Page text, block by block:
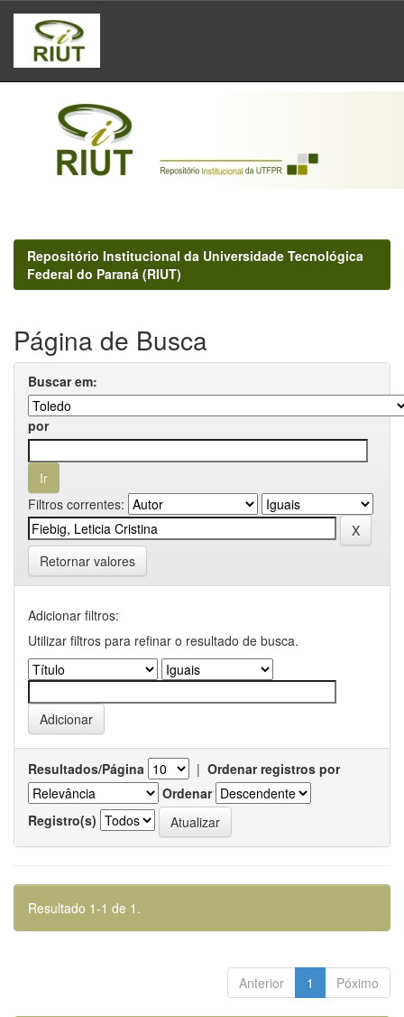
Skip
navigation
Repositório Institucional da Universidade Tecnológica
Federal do Paraná (RIUT)
Página de Busca
Buscar em:
por
Filtros correntes:
Retornar valores
Adicionar filtros:
Utilizar filtros para refinar o resultado de busca.
Resultados/Página | Ordenar registros por
Ordenar
Registro(s)
Resultado 1-1 de 1.
Anterior 1 Póximo